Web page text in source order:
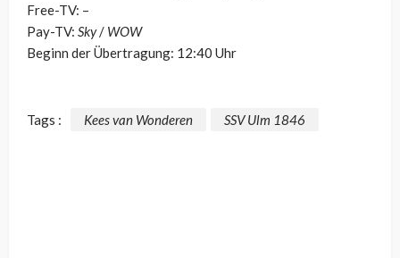
Free-TV: –
Pay-TV: Sky/ WOW
Beginn der Übertragung: 12:40 Uhr
Tags : Kees van Wonderen SSV Ulm 1846